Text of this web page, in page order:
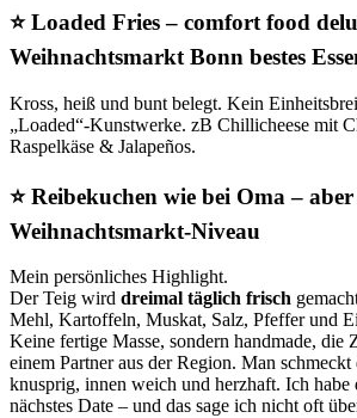
⭐ Loaded Fries – comfort food
Weihnachtsmarkt Bonn bestes
Kross, heiß und bunt belegt. Kein
„Loaded“-Kunstwerke. zB Chillicheese mit
Raspelkäse & Jalapeños.
⭐ Reibekuchen wie bei Oma –
Weihnachtsmarkt-Niveau
Mein persönliches Highlight.
Der Teig wird dreimal täglich frisch
Mehl, Kartoffeln, Muskat, Salz, Pfeffer und
Keine fertige Masse, sondern handmade, die
einem Partner aus der Region. Man schmeckt
knusprig, innen weich und herzhaft. Ich
nächstes Date – und das sage ich nicht oft